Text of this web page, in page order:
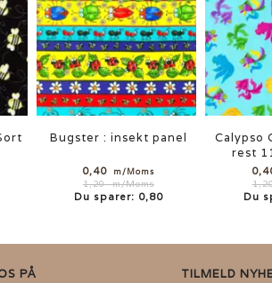
Bugster : insekt panel
0,40 m/Moms
1,20m/Moms
Du sparer: 0,80
Calypso
rest
Du
PÅ TILMELD